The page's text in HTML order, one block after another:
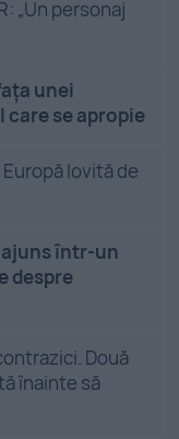
„Un personaj
unei
se apropie
lovită de
ajuns într-un
despre
Două
înainte să